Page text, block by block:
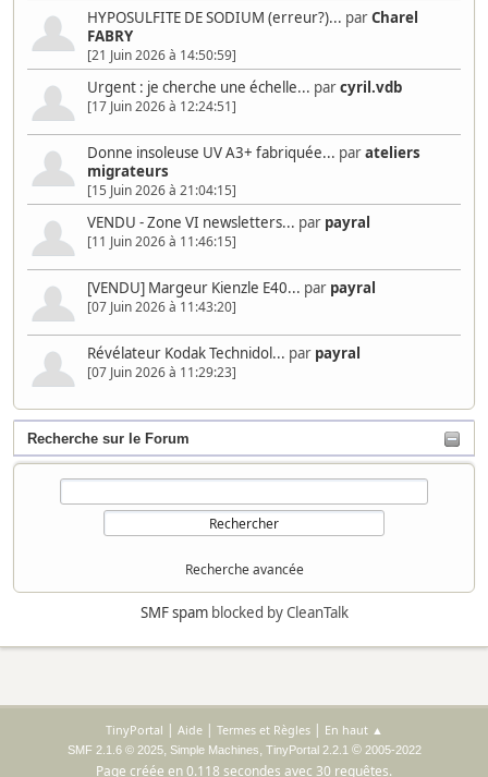
HYPOSULFITE DE SODIUM (erreur?)... parCharel
FABRY
[21 Juin 2026 à 14:50:59]
Urgent : je cherche une échelle... parcyril.vdb
[17 Juin 2026 à 12:24:51]
Donne insoleuse UV A3+ fabriquée... parateliers
migrateurs
[15 Juin 2026 à 21:04:15]
VENDU - Zone VI newsletters... par payral
[11 Juin 2026 à 11:46:15]
[VENDU] Margeur Kienzle E40... par payral
[07 Juin 2026 à 11:43:20]
Révélateur Kodak Technidol... par payral
[07 Juin 2026 à 11:29:23]
Recherche sur le Forum
Recherche avancée
SMF spamblocked by CleanTalk
TinyPortal | Aide| Termes et Règles| En haut ▲
SMF 2.1.6 © 2025, Simple Machines, TinyPortal 2.2.1 © 2005-2022
Page créée en 0.118 secondes avec 30 requêtes.